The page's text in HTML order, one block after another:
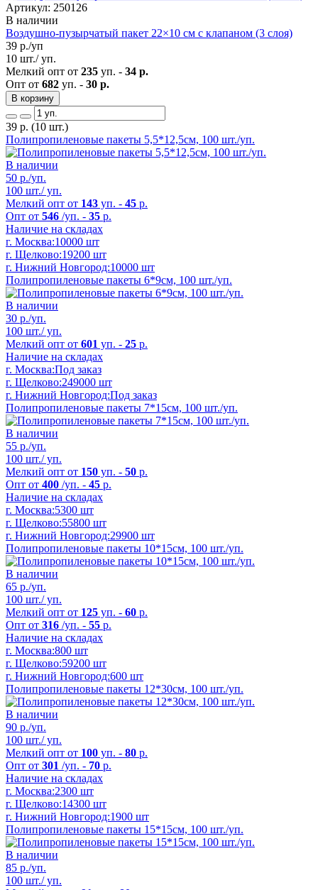
Артикул: 250126
В наличии
Воздушно-пузырчатый пакет 22×10 см с клапаном (3 слоя)
39 р./уп
10 шт./ уп.
Мелкий опт от 235 уп. - 34 р.
Опт от 682 уп. - 30 р.
В корзину
39 р. (10 шт.)
Полипропиленовые пакеты 5,5*12,5см, 100 шт./уп.
В наличии
50 р./уп.
100 шт./ уп.
Мелкий опт от 143 уп. - 45 р.
Опт от 546 /уп. - 35 р.
Наличие на складах
г. Москва:10000 шт
г. Щелково:19200 шт
г. Нижний Новгород:10000 шт
Полипропиленовые пакеты 6*9см, 100 шт./уп.
В наличии
30 р./уп.
100 шт./ уп.
Мелкий опт от 601 уп. - 25 р.
Наличие на складах
г. Москва:Под заказ
г. Щелково:249000 шт
г. Нижний Новгород:Под заказ
Полипропиленовые пакеты 7*15см, 100 шт./уп.
В наличии
55 р./уп.
100 шт./ уп.
Мелкий опт от 150 уп. - 50 р.
Опт от 400 /уп. - 45 р.
Наличие на складах
г. Москва:5300 шт
г. Щелково:55800 шт
г. Нижний Новгород:29900 шт
Полипропиленовые пакеты 10*15см, 100 шт./уп.
В наличии
65 р./уп.
100 шт./ уп.
Мелкий опт от 125 уп. - 60 р.
Опт от 316 /уп. - 55 р.
Наличие на складах
г. Москва:800 шт
г. Щелково:59200 шт
г. Нижний Новгород:600 шт
Полипропиленовые пакеты 12*30см, 100 шт./уп.
В наличии
90 р./уп.
100 шт./ уп.
Мелкий опт от 100 уп. - 80 р.
Опт от 301 /уп. - 70 р.
Наличие на складах
г. Москва:2300 шт
г. Щелково:14300 шт
г. Нижний Новгород:1900 шт
Полипропиленовые пакеты 15*15см, 100 шт./уп.
В наличии
85 р./уп.
100 шт./ уп.